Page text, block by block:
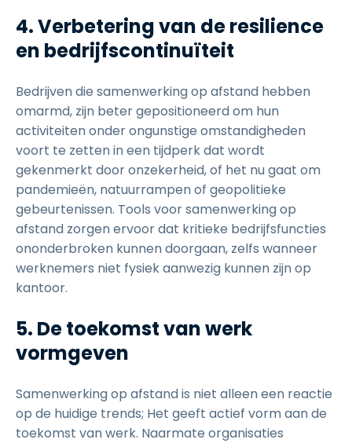
4. Verbetering van de resilience
en bedrijfscontinuïteit
Bedrijven die samenwerking op afstand hebben
omarmd, zijn beter gepositioneerd om hun
activiteiten onder ongunstige omstandigheden
voort te zetten in een tijdperk dat wordt
gekenmerkt door onzekerheid, of het nu gaat om
pandemieën, natuurrampen of geopolitieke
gebeurtenissen. Tools voor samenwerking op
afstand zorgen ervoor dat kritieke bedrijfsfuncties
ononderbroken kunnen doorgaan, zelfs wanneer
werknemers niet fysiek aanwezig kunnen zijn op
kantoor.
5. De toekomst van werk
vormgeven
Samenwerking op afstand is niet alleen een reactie
op de huidige trends; Het geeft actief vorm aan de
toekomst van werk. Naarmate organisaties